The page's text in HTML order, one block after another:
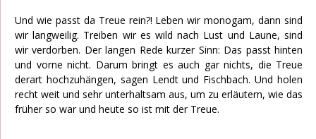
Und wie passt da Treue rein?! Leben wir monogam, dann sind
wir langweilig. Treiben wir es wild nach Lust und Laune, sind
wir verdorben. Der langen Rede kurzer Sinn: Das passt hinten
und vorne nicht. Darum bringt es auch gar nichts, die Treue
derart hochzuhängen, sagen Lendt und Fischbach. Und holen
recht weit und sehr unterhaltsam aus, um zu erläutern, wie das
früher so war und heute so ist mit der Treue.